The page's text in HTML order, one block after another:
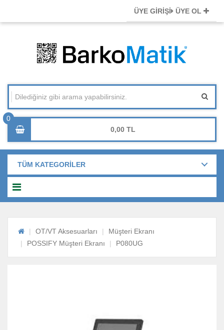
ÜYE GİRİŞİ ÜYE OL
0,00
TÜM KATEGORİLER
OT/VT Aksesuarları
Müşteri Ekranı
POSSIFY Müşteri Ekranı
P080UG